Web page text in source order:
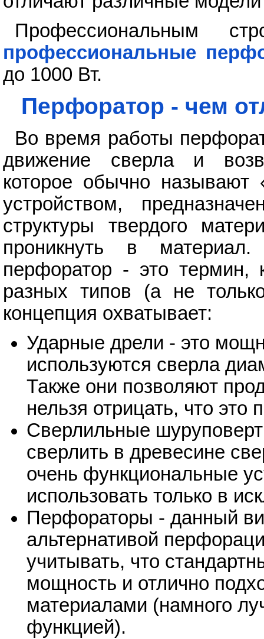
Профессиональным
профессиональные
до 1000 Вт.
Перфоратор - чем
Во время работы
движение сверла и
которое обычно
устройством,
структуры твердого
проникнуть в
перфоратор - это термин,
разных типов (а не
концепция охватывает:
Ударные дрели - это
используются сверла
Также они позволяют
нельзя отрицать, что это
Сверлильные
сверлить в древесине
очень функциональные
использовать только в
Перфораторы - данный
альтернативой
учитывать, что
мощность и отлично
материалами (намного
функцией).